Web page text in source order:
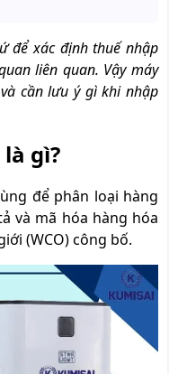
để xác định thuế nhập
liên quan. Vậy máy
cần lưu ý gì khi nhập
gì?
để phân loại hàng
và mã hóa hàng hóa
(WCO) công bố.